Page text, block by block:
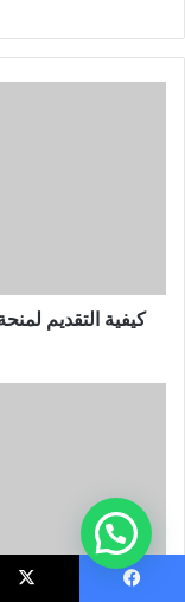
خطوة
بخطوة
زايد
للذكاء
الاصطناعي